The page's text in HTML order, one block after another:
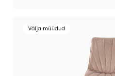
Välja müüdud